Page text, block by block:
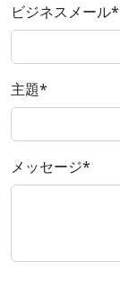
ビジネスメール*
主題*
メッセージ*